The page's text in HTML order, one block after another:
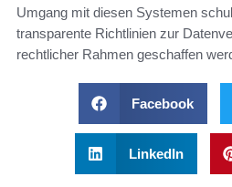
Umgang mit diesen Systemen
transparente Richtlinien zur
rechtlicher Rahmen geschaffen
Facebook
LinkedIn